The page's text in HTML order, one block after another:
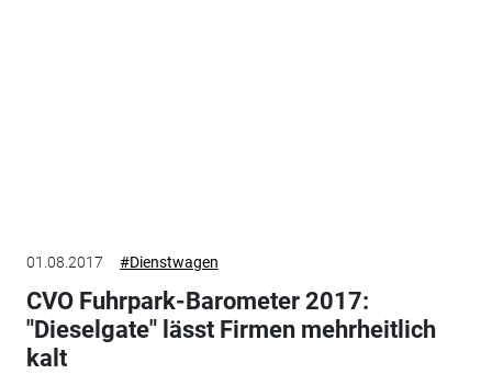
01.08.2017 #Dienstwagen
CVO Fuhrpark-Barometer 2017:
"Dieselgate" lässt Firmen mehrheitlich
kalt